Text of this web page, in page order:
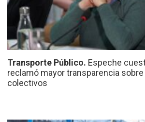
Transporte Público. Espeche
reclamó mayor transparencia
colectivos